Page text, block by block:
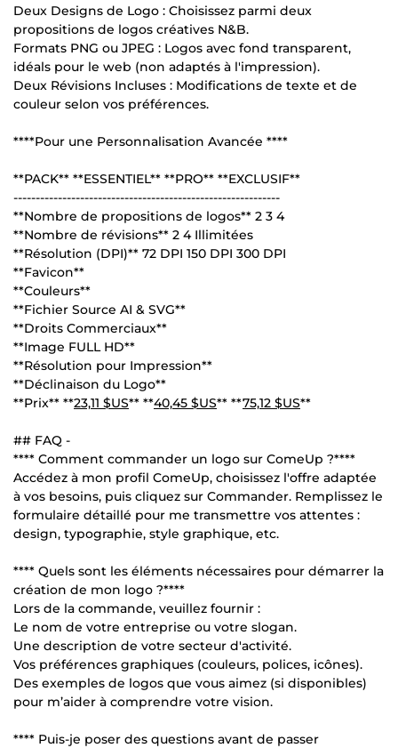
Deux Designs de Logo : Choisissez parmi deux
propositions de logos créatives N&B.
Formats PNG ou JPEG : Logos avec fond transparent,
idéals pour le web (non adaptés à l'impression).
Deux Révisions Incluses : Modifications de texte et de
couleur selon vos préférences.
****Pour une Personnalisation Avancée ****
**PACK** **ESSENTIEL** **PRO** **EXCLUSIF**
------------------------------------------------------------
**Nombre de propositions de logos** 2 3 4
**Nombre de révisions** 2 4 Illimitées
**Résolution (DPI)** 72 DPI 150 DPI 300 DPI
**Favicon**
**Couleurs**
**Fichier Source AI & SVG**
**Droits Commerciaux**
**Image FULL HD**
**Résolution pour Impression**
**Déclinaison du Logo**
**Prix** **23,11 $US** **40,45 $US** **75,12 $US**
## FAQ -
**** Comment commander un logo sur ComeUp ?****
Accédez à mon profil ComeUp, choisissez l'offre adaptée
à vos besoins, puis cliquez sur Commander. Remplissez le
formulaire détaillé pour me transmettre vos attentes :
design, typographie, style graphique, etc.
**** Quels sont les éléments nécessaires pour démarrer la
création de mon logo ?****
Lors de la commande, veuillez fournir :
Le nom de votre entreprise ou votre slogan.
Une description de votre secteur d'activité.
Vos préférences graphiques (couleurs, polices, icônes).
Des exemples de logos que vous aimez (si disponibles)
pour m’aider à comprendre votre vision.
**** Puis-je poser des questions avant de passer